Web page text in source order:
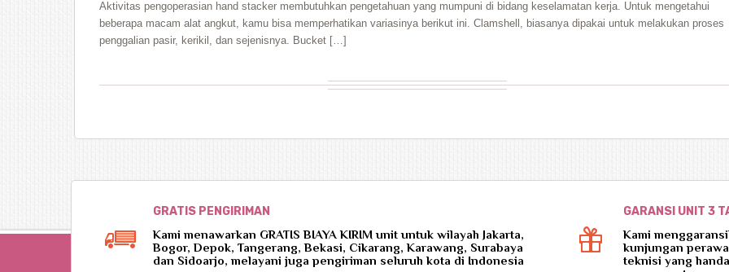
Aktivitas pengoperasian hand stacker membutuhkan pengetahuan yang mumpuni di bidang keselamatan kerja. Untuk mengetahui
beberapa macam alat angkut, kamu bisa memperhatikan variasinya berikut ini. Clamshell, biasanya dipakai untuk melakukan proses
penggalian pasir, kerikil, dan sejenisnya. Bucket […]
GRATIS PENGIRIMAN
Kami menawarkan GRATIS BIAYA KIRIM unit untuk wilayah Jakarta,
Bogor, Depok, Tangerang, Bekasi, Cikarang, Karawang, Surabaya
dan Sidoarjo, melayani juga pengiriman seluruh kota di Indonesia
GARANSI UNIT 3
Kami
kunjungan
teknisi yang